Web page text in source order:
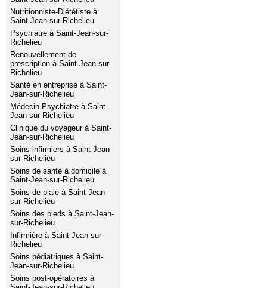
Nutritionniste-Diététiste à
Saint-Jean-sur-Richelieu
Psychiatre à Saint-Jean-sur-
Richelieu
Renouvellement de
prescription à Saint-Jean-sur-
Richelieu
Santé en entreprise à Saint-
Jean-sur-Richelieu
Médecin Psychiatre à Saint-
Jean-sur-Richelieu
Clinique du voyageur à Saint-
Jean-sur-Richelieu
Soins infirmiers à Saint-Jean-
sur-Richelieu
Soins de santé à domicile à
Saint-Jean-sur-Richelieu
Soins de plaie à Saint-Jean-
sur-Richelieu
Soins des pieds à Saint-Jean-
sur-Richelieu
Infirmière à Saint-Jean-sur-
Richelieu
Soins pédiatriques à Saint-
Jean-sur-Richelieu
Soins post-opératoires à